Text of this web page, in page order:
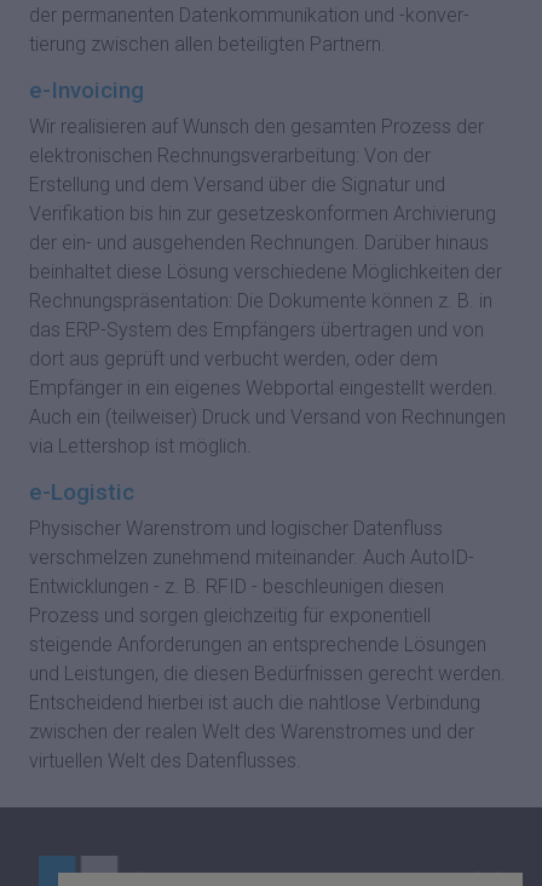
der permanenten Datenkommunikation und -konver-
tierung zwischen allen beteiligten Partnern.
e-Invoicing
Wir realisieren auf Wunsch den gesamten Prozess der
elektronischen Rechnungsverarbeitung: Von der
Erstellung und dem Versand über die Signatur und
Verifikation bis hin zur gesetzeskonformen Archivierung
der ein- und ausgehenden Rechnungen. Darüber hinaus
beinhaltet diese Lösung verschiedene Möglichkeiten der
Rechnungspräsentation: Die Dokumente können z. B. in
das ERP-System des Empfängers übertragen und von
dort aus geprüft und verbucht werden, oder dem
Empfänger in ein eigenes Webportal eingestellt werden.
Auch ein (teilweiser) Druck und Versand von Rechnungen
via Lettershop ist möglich.
e-Logistic
Physischer Warenstrom und logischer Datenfluss
verschmelzen zunehmend miteinander. Auch AutoID-
Entwicklungen - z. B. RFID - beschleunigen diesen
Prozess und sorgen gleichzeitig für exponentiell
steigende Anforderungen an entsprechende Lösungen
und Leistungen, die diesen Bedürfnissen gerecht werden.
Entscheidend hierbei ist auch die nahtlose Verbindung
zwischen der realen Welt des Warenstromes und der
virtuellen Welt des Datenflusses.